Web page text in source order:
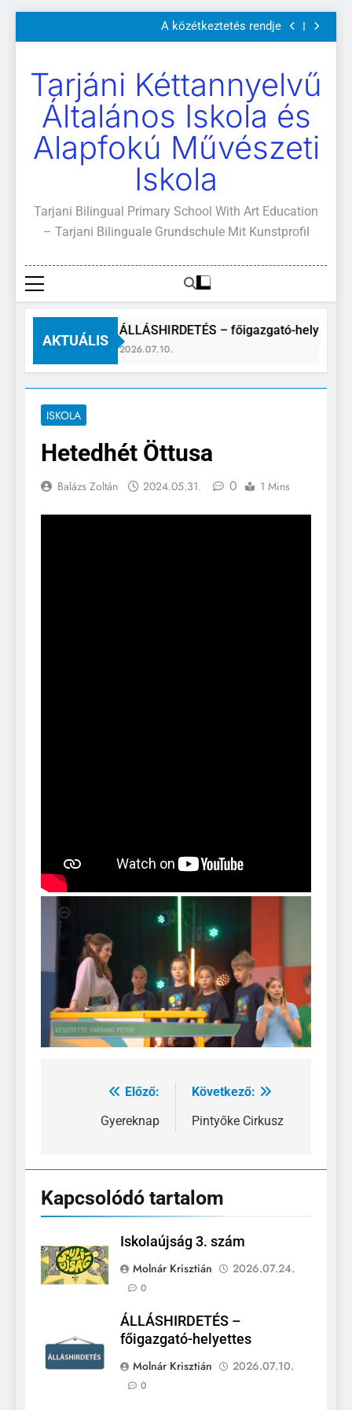
a
Szülői értekezletek 2026. május 04-14.
A közétkeztetés rendje
Kötelező és ajánlott olvasmányok
Szülői értekezletek 2026. május 04-14.
A közétkeztetés rendje
Kötelező és ajánlott olvasmányok
A Mi Világunk!
Tarjáni Kéttannyelvű
Általános Iskola és
Alapfokú Művészeti
Iskola
Tarjani Bilingual Primary School With Art Education
– Tarjani Bilinguale Grundschule Mit Kunstprofil
AKTUÁLIS
ÁLLÁSHIRDETÉS – főigazgató-helyettes
2026.07.10.
ISKOLA
Hetedhét Öttusa
Balázs Zoltán 2024.05.31. 0 1 Mins
Bejegyzés
navigáció
Előző:
Gyereknap
Következő:
Pintyőke Cirkusz
Kapcsolódó tartalom
Iskolaújság 3. szám
Molnár Krisztián
2026.07.24.
0
ÁLLÁSHIRDETÉS –
főigazgató-helyettes
Molnár Krisztián
2026.07.10.
0